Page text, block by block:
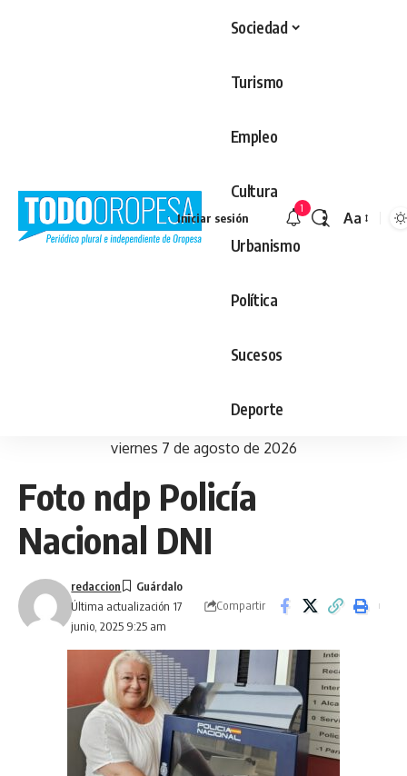
Sociedad
Turismo
Empleo
Cultura
Urbanismo
Política
Sucesos
Deporte
Iniciar sesión
1
Aa
viernes 7 de agosto de 2026
Foto ndp Policía
Nacional DNI
Última actualización 17
junio, 2025 9:25 am
redaccion
Compartir